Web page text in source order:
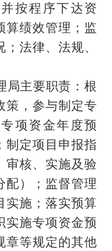
按程序下达资
算绩效管理；监
法律、法规、
局主要职责：根
策，参与制定专
项资金年度预
制定项目申报指
审核、实施及验
配）；监督管理
实施；落实预算
实施专项资金预
章等规定的其他